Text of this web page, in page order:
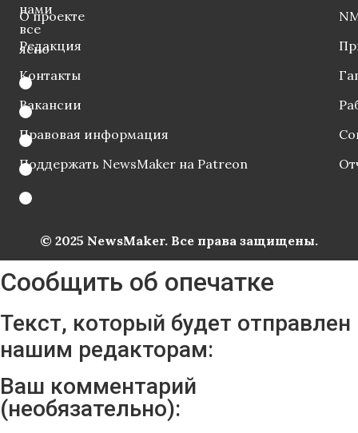
нами
все
ясно
О проекте
Редакция
Контакты
Вакансии
Правовая информация
Поддержать NewsMaker на Patreon
© 2025 NewsMaker. Все права защищены.
Сообщить об опечатке
Текст, который будет отправлен
нашим редакторам:
Ваш комментарий
(необязательно):